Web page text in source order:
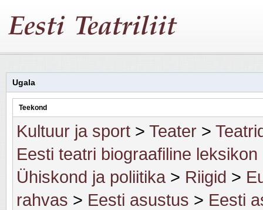
Ugala
Teekond
Kultuur ja sport > Teater >
Eesti teatri biograafiline leksikon
Ühiskond ja poliitika > Riigid >
rahvas > Eesti asustus > Eesti